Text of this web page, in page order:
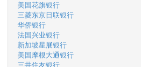
美国花旗银行
三菱东京日联银行
华侨银行
法国兴业银行
新加坡星展银行
美国摩根大通银行
三井住友银行